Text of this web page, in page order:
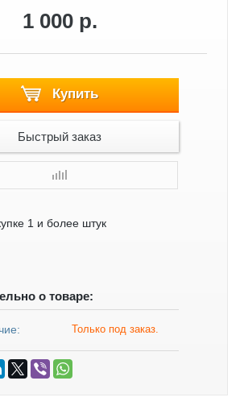
1 000 р.
Купить
Быстрый заказ
1 и более штук
о товаре:
Только под заказ.